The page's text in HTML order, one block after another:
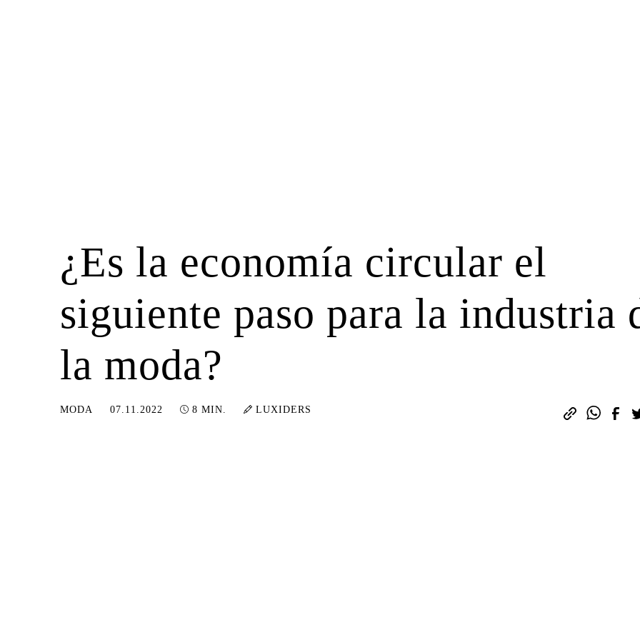
¿Es la economía circular el
siguiente paso para la industria
la moda?
MODA 07.11.2022 17.03.2023
8 MIN. LUXIDERS